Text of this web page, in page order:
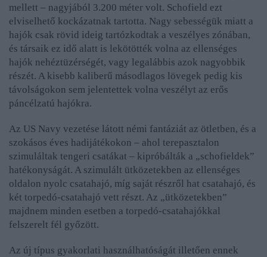
mellett – nagyjából 3.200 méter volt. Schofield ezt
elviselhető kockázatnak tartotta. Nagy sebességük miatt a
hajók csak rövid ideig tartózkodtak a veszélyes zónában,
és társaik ez idő alatt is lekötötték volna az ellenséges
hajók nehéztüzérségét, vagy legalábbis azok nagyobbik
részét. A kisebb kaliberű másodlagos lövegek pedig kis
távolságokon sem jelentettek volna veszélyt az erős
páncélzatú hajókra.
Az US Navy vezetése látott némi fantáziát az ötletben, és a
szokásos éves hadijátékokon – ahol terepasztalon
szimuláltak tengeri csatákat – kipróbálták a „schofieldek”
hatékonyságát. A szimulált ütközetekben az ellenséges
oldalon nyolc csatahajó, míg saját részről hat csatahajó, és
két torpedó-csatahajó vett részt. Az „ütközetekben”
majdnem minden esetben a torpedó-csatahajókkal
felszerelt fél győzött.
Az új típus gyakorlati használhatóságát illetően ennek